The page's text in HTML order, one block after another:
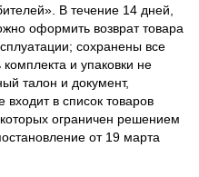
В течение 14 дней,
оформить возврат товара
сохранены все
и упаковки не
талон и документ,
в список товаров
ограничен решением
от 19 марта